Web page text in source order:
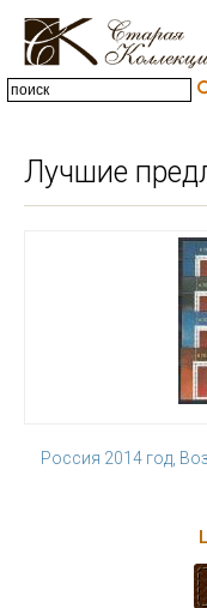
Лучшие
Россия 2014 год,